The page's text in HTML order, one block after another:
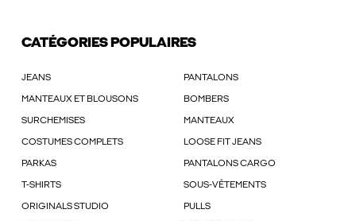
CATÉGORIES POPULAIRES
JEANS PANTALONS
MANTEAUX ET BLOUSONS BOMBERS
SURCHEMISES MANTEAUX
COSTUMES COMPLETS LOOSE FIT JEANS
PARKAS PANTALONS CARGO
T-SHIRTS SOUS-VÊTEMENTS
ORIGINALS STUDIO PULLS